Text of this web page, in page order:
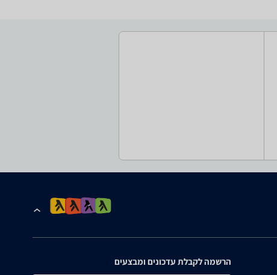
הרשמה לקבלת עדכונים ומבצעים